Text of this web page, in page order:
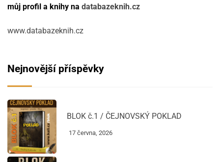
můj profil a knihy na databazeknih.cz
www.databazeknih.cz
Nejnovější příspěvky
BLOK č.1 / ČEJNOVSKÝ POKLAD
17 června, 2026